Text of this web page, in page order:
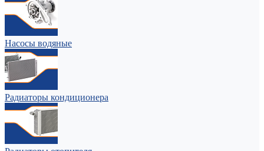
Насосы водяные
Радиаторы кондиционера